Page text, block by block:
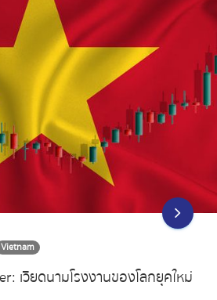
Vietnam
เวียดนามโรงงานของโลกยุคใหม่